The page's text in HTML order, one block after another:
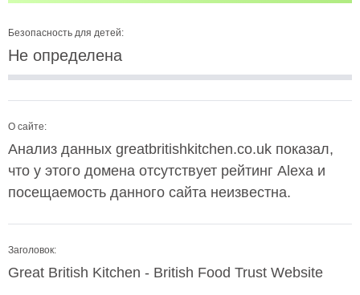
Безопасность для детей:
Не определена
О сайте:
Анализ данных greatbritishkitchen.co.uk показал,
что у этого домена отсутствует рейтинг Alexa и
посещаемость данного сайта неизвестна.
Заголовок:
Great British Kitchen - British Food Trust Website